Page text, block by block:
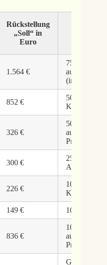
Rückstellung
„Soll“ in
Euro
1.564 €
75% der
(insb.
852 €
50% der
Kredite
326 €
50% der
ausstehenden
Projekte
300 €
25% der
226 €
100% der
Kredite von
149 € 100%
836 €
100% der
ausstehenden
Projekte
Garantie